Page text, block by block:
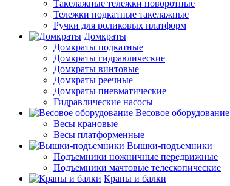
Такелажные тележки поворотные
Тележки подкатные такелажные
Ручки для роликовых платформ
Домкраты
Домкраты подкатные
Домкраты гидравлические
Домкраты винтовые
Домкраты реечные
Домкраты пневматические
Гидравлические насосы
Весовое оборудование
Весы крановые
Весы платформенные
Вышки-подъемники
Подъемники ножничные передвижные
Подъемники мачтовые телескопические
Краны и балки